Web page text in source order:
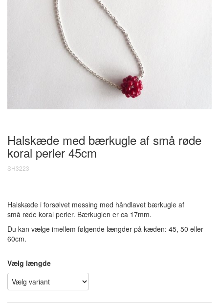
Halskæde med bærkugle af små røde
koral perler 45cm
SH3223
Halskæde i forsølvet messing med håndlavet bærkugle af
små røde koral perler. Bærkuglen er ca 17mm.
Du kan vælge imellem følgende længder på kæden: 45, 50 eller
60cm.
Vælg længde